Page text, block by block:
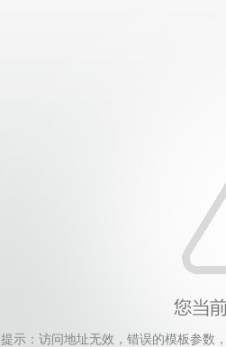
提示：访问地址无效，错误的模板参数